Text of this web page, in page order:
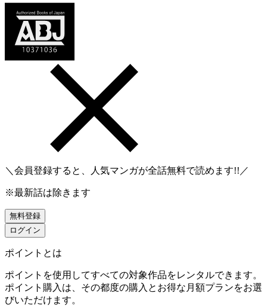
＼会員登録すると、人気マンガが全話無料で読めます!!／
※最新話は除きます
無料登録
ログイン
ポイントとは
ポイントを使用してすべての対象作品をレンタルできます。
ポイント購入は、その都度の購入とお得な月額プランをお選
びいただけます。